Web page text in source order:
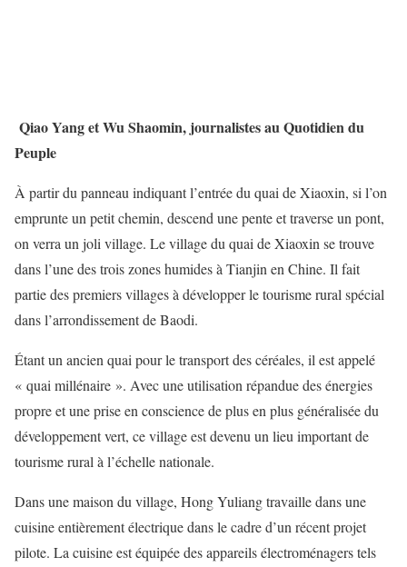
Qiao Yang et Wu Shaomin, journalistes au Quotidien du
Peuple
À partir du panneau indiquant l’entrée du quai de Xiaoxin, si l’on
emprunte un petit chemin, descend une pente et traverse un pont,
on verra un joli village. Le village du quai de Xiaoxin se trouve
dans l’une des trois zones humides à Tianjin en Chine. Il fait
partie des premiers villages à développer le tourisme rural spécial
dans l’arrondissement de Baodi.
Étant un ancien quai pour le transport des céréales, il est appelé
« quai millénaire ». Avec une utilisation répandue des énergies
propre et une prise en conscience de plus en plus généralisée du
développement vert, ce village est devenu un lieu important de
tourisme rural à l’échelle nationale.
Dans une maison du village, Hong Yuliang travaille dans une
cuisine entièrement électrique dans le cadre d’un récent projet
pilote. La cuisine est équipée des appareils électroménagers tels